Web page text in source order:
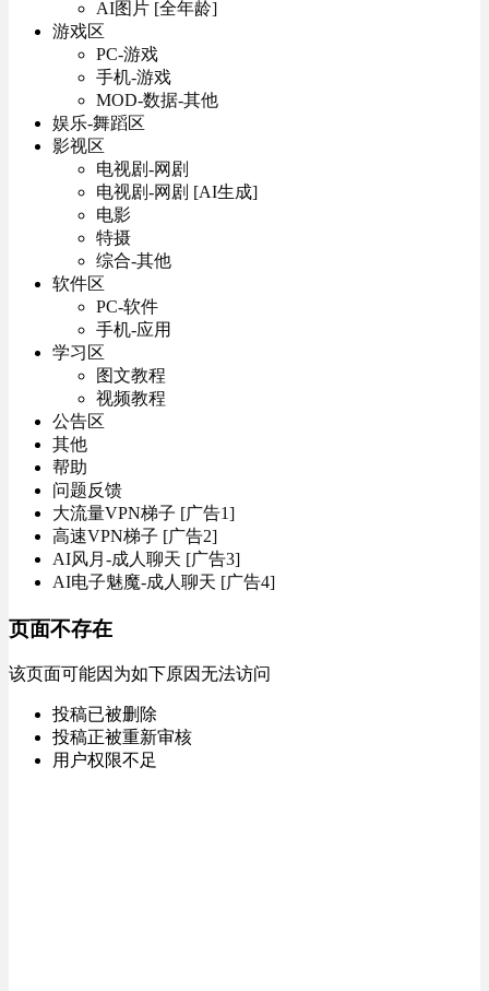
AI图片 [全年龄]
游戏区
PC-游戏
手机-游戏
MOD-数据-其他
娱乐-舞蹈区
影视区
电视剧-网剧
电视剧-网剧 [AI生成]
电影
特摄
综合-其他
软件区
PC-软件
手机-应用
学习区
图文教程
视频教程
公告区
其他
帮助
问题反馈
大流量VPN梯子 [广告1]
高速VPN梯子 [广告2]
AI风月-成人聊天 [广告3]
AI电子魅魔-成人聊天 [广告4]
页面不存在
该页面可能因为如下原因无法访问
投稿已被删除
投稿正被重新审核
用户权限不足